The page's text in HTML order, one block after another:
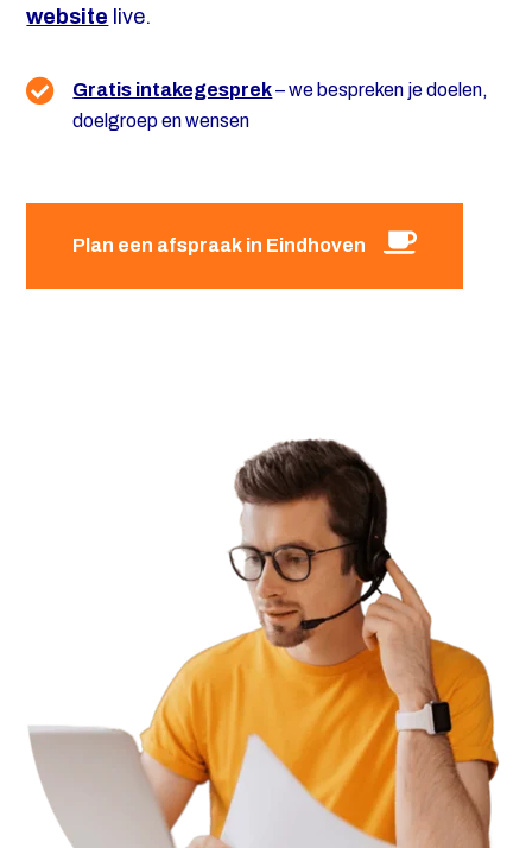
website live.
Gratis intakegesprek– we bespreken je doelen,
doelgroep en wensen
Plan een afspraak in Eindhoven